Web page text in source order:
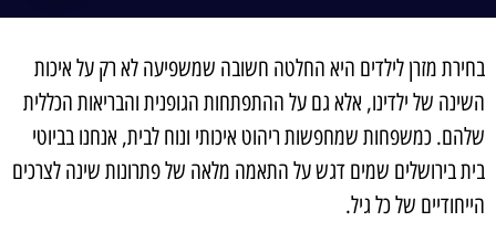
בחירת מזרן לילדים היא החלטה חשובה שמשפיעה לא רק על איכות
השינה של ילדינו, אלא גם על ההתפתחות הגופנית והבריאות הכללית
שלהם. כמשפחות שמחפשות ריהוט איכותי ונוח לבית, אנחנו בביוטי
בית בירושלים שמים דגש על התאמה מלאה של פתרונות שינה לצרכים
הייחודיים של כל גיל.